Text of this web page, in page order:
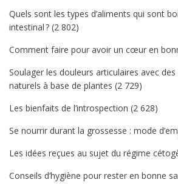
Quels sont les types d’aliments qui sont
intestinal ? (2 802)
Comment faire pour avoir un cœur en
Soulager les douleurs articulaires avec
naturels à base de plantes (2 729)
Les bienfaits de l’introspection (2 628)
Se nourrir durant la grossesse : mode
Les idées reçues au sujet du régime
Conseils d’hygiène pour rester en bonne